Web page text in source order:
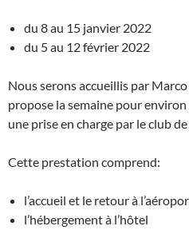
du 8 au 15 janvier 2022
du 5 au 12 février 2022
Nous serons accueillis par
propose la semaine pour
une prise en charge par le club
Cette prestation comprend:
l’accueil et le retour à
l’hébergement à l’hôtel